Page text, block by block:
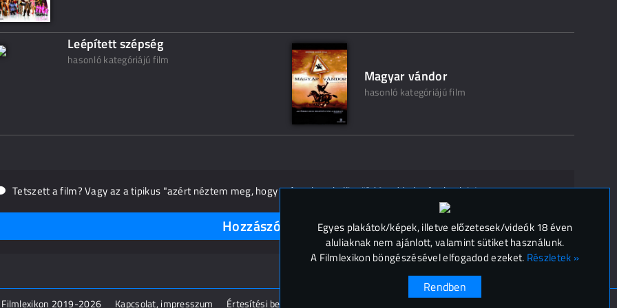
Leépített szépség
hasonló kategóriájú film
Magyar vándor
hasonló kategóriájú film
Tetszett a film? Vagy az a tipikus "azért néztem meg, hogy másnak ne kelljen"? Mondd el másoknak is!
Hozzászólások (0)
2019-2026 Kapcsolat, impresszum Értesítési beállítások
Egyes plakátok/képek, illetve előzetesek/videók 18 éven
aluliaknak nem ajánlott, valamint sütiket használunk.
A Filmlexikon böngészésével elfogadod ezeket. Részletek »
Rendben